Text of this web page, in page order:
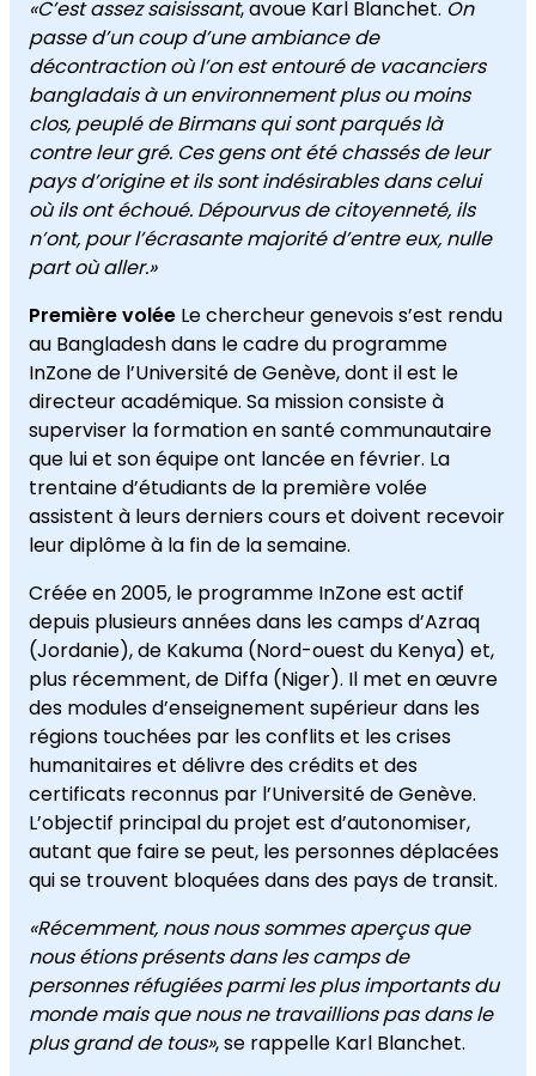
«C’est assez saisissant, avoue Karl Blanchet. On
passe d’un coup d’une ambiance de
décontraction où l’on est entouré de vacanciers
bangladais à un environnement plus ou moins
clos, peuplé de Birmans qui sont parqués là
contre leur gré. Ces gens ont été chassés de leur
pays d’origine et ils sont indésirables dans celui
où ils ont échoué. Dépourvus de citoyenneté, ils
n’ont, pour l’écrasante majorité d’entre eux, nulle
part où aller.»
Première volée Le chercheur genevois s’est rendu
au Bangladesh dans le cadre du programme
InZone de l’Université de Genève, dont il est le
directeur académique. Sa mission consiste à
superviser la formation en santé communautaire
que lui et son équipe ont lancée en février. La
trentaine d’étudiants de la première volée
assistent à leurs derniers cours et doivent recevoir
leur diplôme à la fin de la semaine.
Créée en 2005, le programme InZone est actif
depuis plusieurs années dans les camps d’Azraq
(Jordanie), de Kakuma (Nord-ouest du Kenya) et,
plus récemment, de Diffa (Niger). Il met en œuvre
des modules d’enseignement supérieur dans les
régions touchées par les conflits et les crises
humanitaires et délivre des crédits et des
certificats reconnus par l’Université de Genève.
L’objectif principal du projet est d’autonomiser,
autant que faire se peut, les personnes déplacées
qui se trouvent bloquées dans des pays de transit.
«Récemment, nous nous sommes aperçus que
nous étions présents dans les camps de
personnes réfugiées parmi les plus importants du
monde mais que nous ne travaillions pas dans le
plus grand de tous», se rappelle Karl Blanchet.